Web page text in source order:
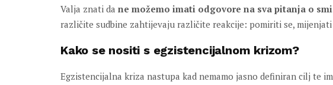
Valja znati da ne možemo imati odgovore na sva pitanja o
različite sudbine zahtijevaju različite reakcije: pomiriti se,
Kako se nositi s egzistencijalnom krizom?
Egzistencijalna kriza nastupa kad nemamo jasno definiran cilj te